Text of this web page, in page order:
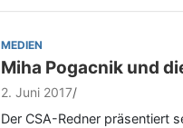
MEDIEN
Miha Pogacnik und
2. Juni 2017
Der CSA-Redner präsentiert